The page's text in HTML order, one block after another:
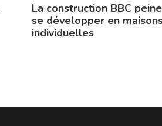
La construction BBC
se développer en
individuelles